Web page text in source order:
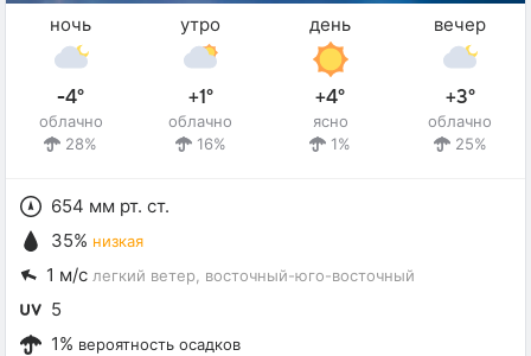
ночь
-4°
облачно
28%
утро
+1°
облачно
16%
день
+4°
ясно
1%
вечер
+3°
облачно
25%
654 мм рт. ст.
35% низкая
1 м/с легкий ветер , восточный-юго-восточный
5
1% вероятность осадков